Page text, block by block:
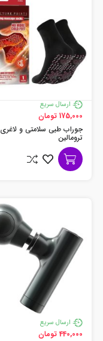
ارسال سریع
175,000 تومان
جوراب طبی سلامتی و لاغری
ترومالین
ارسال سریع
440,000 تومان